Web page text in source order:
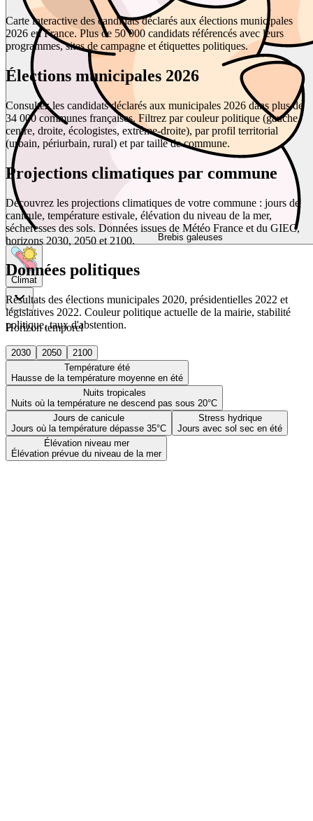
Brebis galeuses
Climat
Horizon temporel
2030 2050
2100
Température été
Hausse de la température moyenne en été
Nuits tropicales
Nuits où la température ne descend pas sous 20°C
Jours de canicule
Jours où la température dépasse 35°C
Stress hydrique
Jours avec sol sec en été
Élévation niveau mer
Élévation prévue du niveau de la mer
Carte interactive des candidats déclarés aux élections municipales
2026 en France. Plus de 50 000 candidats référencés avec leurs
programmes, sites de campagne et étiquettes politiques.
Élections municipales 2026
Consultez les candidats déclarés aux municipales 2026 dans plus de
34 000 communes françaises. Filtrez par couleur politique (gauche,
centre, droite, écologistes, extrême-droite), par profil territorial
(urbain, périurbain, rural) et par taille de commune.
Projections climatiques par commune
Découvrez les projections climatiques de votre commune : jours de
canicule, température estivale, élévation du niveau de la mer,
sécheresses des sols. Données issues de Météo France et du GIEC,
horizons 2030, 2050 et 2100.
Données politiques
Résultats des élections municipales 2020, présidentielles 2022 et
législatives 2022. Couleur politique actuelle de la mairie, stabilité
politique, taux d'abstention.